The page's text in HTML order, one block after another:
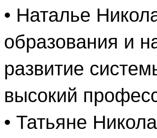
• Наталье
образования и
развитие
высокий
• Татьяне